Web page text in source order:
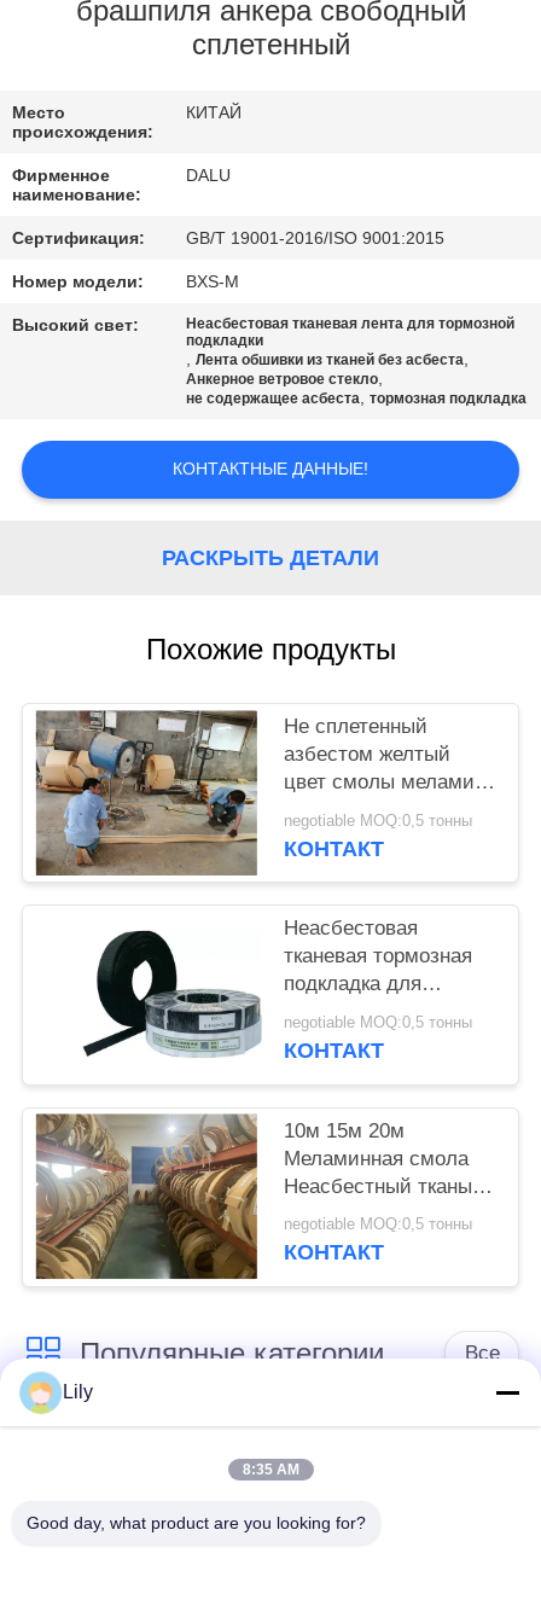
КАЧЕСТВА
МЫ
СПРОСИТЕ
ЦИТАТУ
КАРТА
PRIVACY
POLICY
брашпиля анкера свободный
сплетенный
Место
происхождения:
КИТАЙ
Фирменное
наименование:
DALU
Сертификация: GB/T 19001-2016/ISO 9001:2015
Номер модели: BXS-M
Высокий свет:
Неасбестовая тканевая лента для тормозной
подкладки
,Лента обшивки из тканей без асбеста,
Анкерное ветровое стекло,
не содержащее асбеста,тормозная подкладка
КОНТАКТНЫЕ ДАННЫЕ!
РАСКРЫТЬ ДЕТАЛИ
Похожие продукты
Не сплетенный
азбестом желтый
цвет смолы меламина
тормоза брашпиля
анкера ворота
negotiable MOQ:0,5 тонны
КОНТАКТ
Неасбестовая
тканевая тормозная
подкладка для
судового ветрового
стекла, скотча,
negotiable MOQ:0,5 тонны
КОНТАКТ
10м 15м 20м
Меламинная смола
Неасбестный тканый
тормозный ремень
для якоря судна
negotiable MOQ:0,5 тонны
КОНТАКТ
Популярные категории Все
не обкладка
азбеста
Lily
8:35 AM
Good day, what product are you looking for?